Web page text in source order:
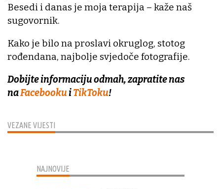
VEZANE VIJESTI
Besedi i danas je moja terapija – kaže naš
sugovornik.
Kako je bilo na proslavi okruglog, stotog
rođendana, najbolje svjedoče fotografije.
Dobijte informaciju odmah, zapratite nas
naFacebookuiTikToku!
NAJNOVIJE